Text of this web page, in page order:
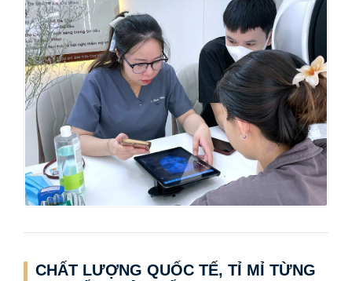
CHẤT LƯỢNG QUỐC TẾ, TỈ MỈ TỪNG